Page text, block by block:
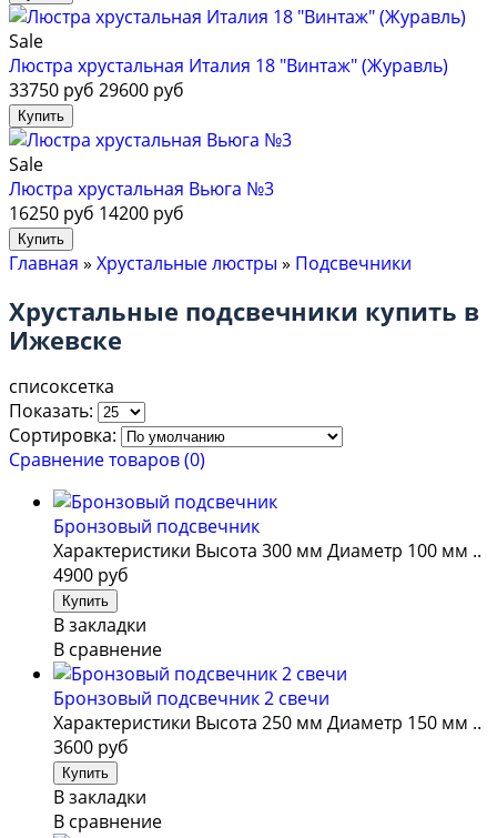
Sale
Люстра хрустальная Италия 18 "Винтаж" (Журавль)
33750 руб 29600 руб
Sale
Люстра хрустальная Вьюга №3
16250 руб 14200 руб
Главная » Хрустальные люстры » Подсвечники
Хрустальные подсвечники купить в
Ижевске
списоксетка
Показать:
Сортировка:
Сравнение товаров (0)
Бронзовый подсвечник
Характеристики Высота 300 мм Диаметр 100 мм ..
4900 руб
В закладки
В сравнение
Бронзовый подсвечник 2 свечи
Характеристики Высота 250 мм Диаметр 150 мм ..
3600 руб
В закладки
В сравнение